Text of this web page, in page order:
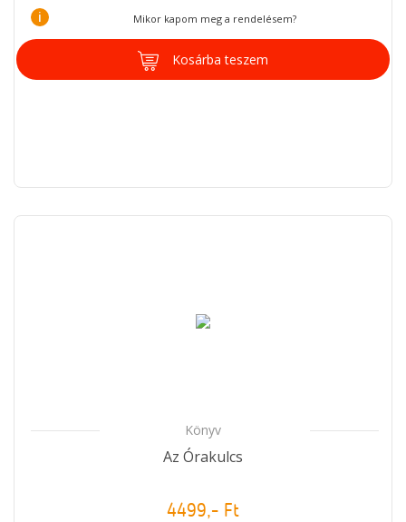
i Mikor kapom meg a rendelésem?
Kosárba teszem
Könyv
Az Órakulcs
4499,- Ft